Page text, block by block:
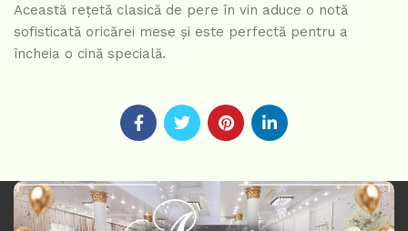
Această rețetă clasică de pere în vin aduce o notă
sofisticată oricărei mese și este perfectă pentru a
încheia o cină specială.